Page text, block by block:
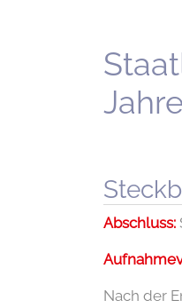
Abschluss:
Nach der